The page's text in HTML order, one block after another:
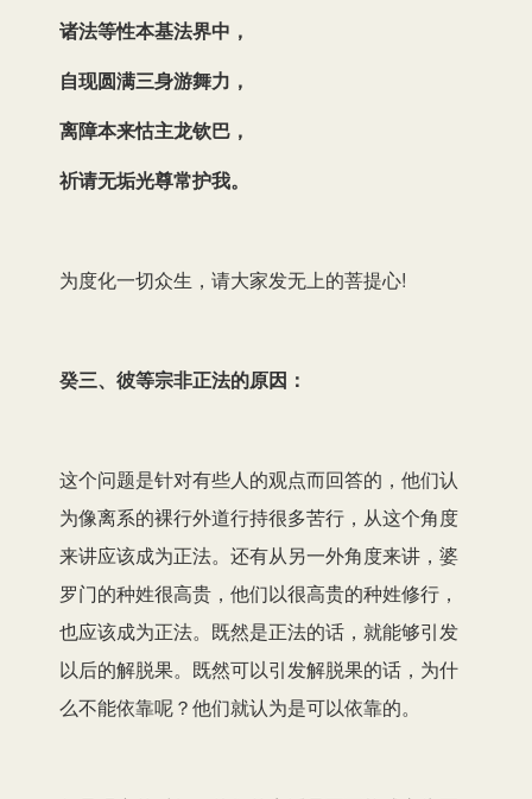
放
器
诸法等性本基法界中，
自现圆满三身游舞力，
离障本来怙主龙钦巴，
祈请无垢光尊常护我。
为度化一切众生，请大家发无上的菩提心!
癸三、彼等宗非正法的原因：
这个问题是针对有些人的观点而回答的，他们认
为像离系的裸行外道行持很多苦行，从这个角度
来讲应该成为正法。还有从另一外角度来讲，婆
罗门的种姓很高贵，他们以很高贵的种姓修行，
也应该成为正法。既然是正法的话，就能够引发
以后的解脱果。既然可以引发解脱果的话，为什
么不能依靠呢？他们就认为是可以依靠的。